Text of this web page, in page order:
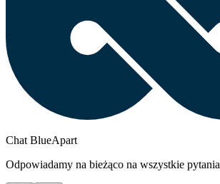
Chat BlueApart
Odpowiadamy na bieżąco na wszystkie pytania